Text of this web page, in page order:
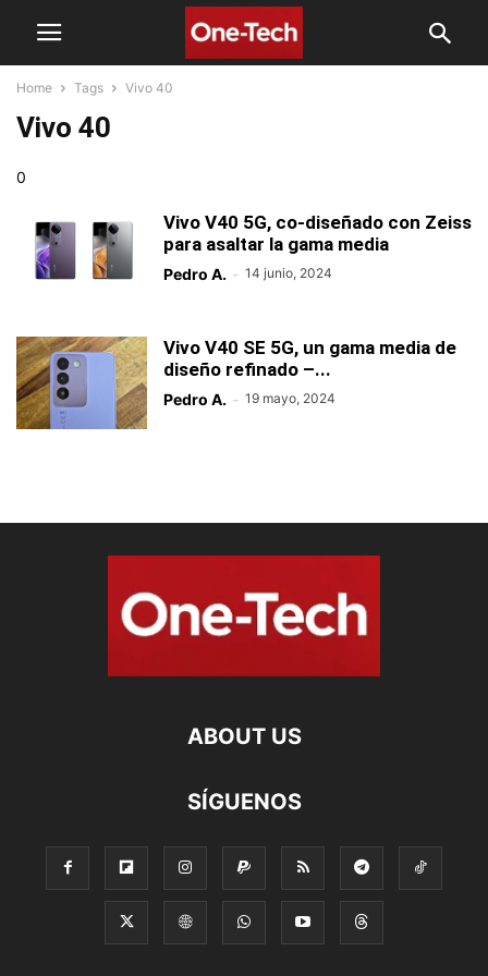
Home Tags Vivo 40
Vivo 40
0
Vivo V40 5G, co-diseñado con Zeiss
para asaltar la gama media
Pedro A. - 14 junio, 2024
Vivo V40 SE 5G, un gama media de
diseño refinado –...
Pedro A. - 19 mayo, 2024
ABOUT US
SÍGUENOS